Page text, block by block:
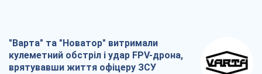
"Варта" та "Новатор" витримали
кулеметний обстріл і удар FPV-дрона,
врятувавши життя офіцеру ЗСУ